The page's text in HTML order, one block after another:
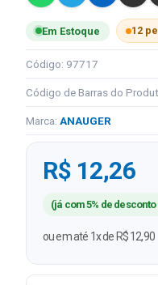
Em Estoque 12
Código: 97717
Código de Barras do
Marca: ANAUGER
R$ 12,26
(já com 5% de desconto
ou em até 1x de R$ 12,90